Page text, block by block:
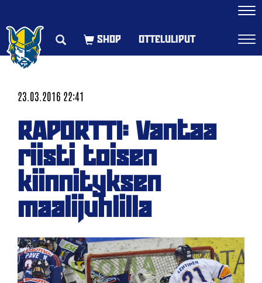
OTTELULIPUT
23.03.2016 22:41
RAPORTTI: Vantaa
riisti toisen
kiinnityksen
maalijuhlilla